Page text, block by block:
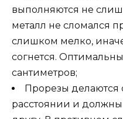
выполняются не
металл не сломался
слишком мелко,
согнется.
сантиметров;
Прорезы делаются
расстоянии и